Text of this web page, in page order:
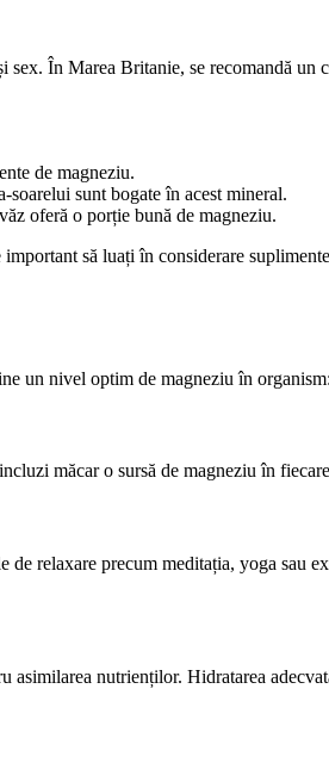
În Marea Britanie, se recomandă
de magneziu.
sunt bogate în acest mineral.
oferă o porție bună de magneziu.
important să luați în considerare
un nivel optim de magneziu în organism:
măcar o sursă de magneziu în
relaxare precum meditația, yoga
asimilarea nutrienților. Hidratarea